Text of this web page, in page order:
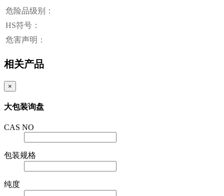
危险品级别：
HS符号：
危害声明：
相关产品
×
大包装询盘
CAS NO
包装规格
纯度